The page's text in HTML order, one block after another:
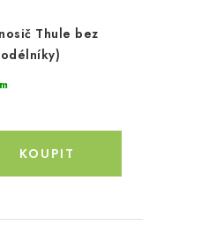
Thule bez